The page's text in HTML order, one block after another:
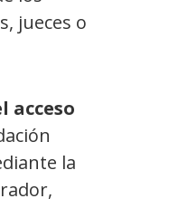
jueces o
acceso
la